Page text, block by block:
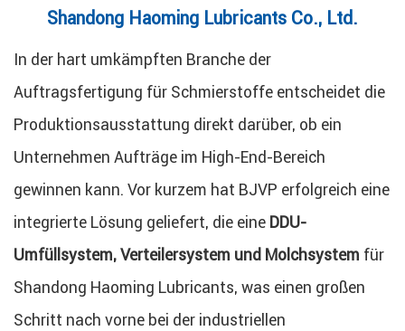
Shandong Haoming Lubricants Co., Ltd.
In der hart umkämpften Branche der
Auftragsfertigung für Schmierstoffe entscheidet die
Produktionsausstattung direkt darüber, ob ein
Unternehmen Aufträge im High-End-Bereich
gewinnen kann. Vor kurzem hat BJVP erfolgreich eine
integrierte Lösung geliefert, die eine DDU-
Umfüllsystem, Verteilersystem und Molchsystem für
Shandong Haoming Lubricants, was einen großen
Schritt nach vorne bei der industriellen